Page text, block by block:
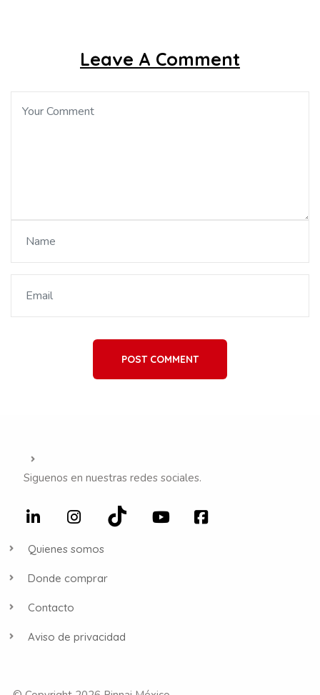
Leave A Comment
POST COMMENT
Siguenos en nuestras redes sociales.
Quienes somos
Donde comprar
Contacto
Aviso de privacidad